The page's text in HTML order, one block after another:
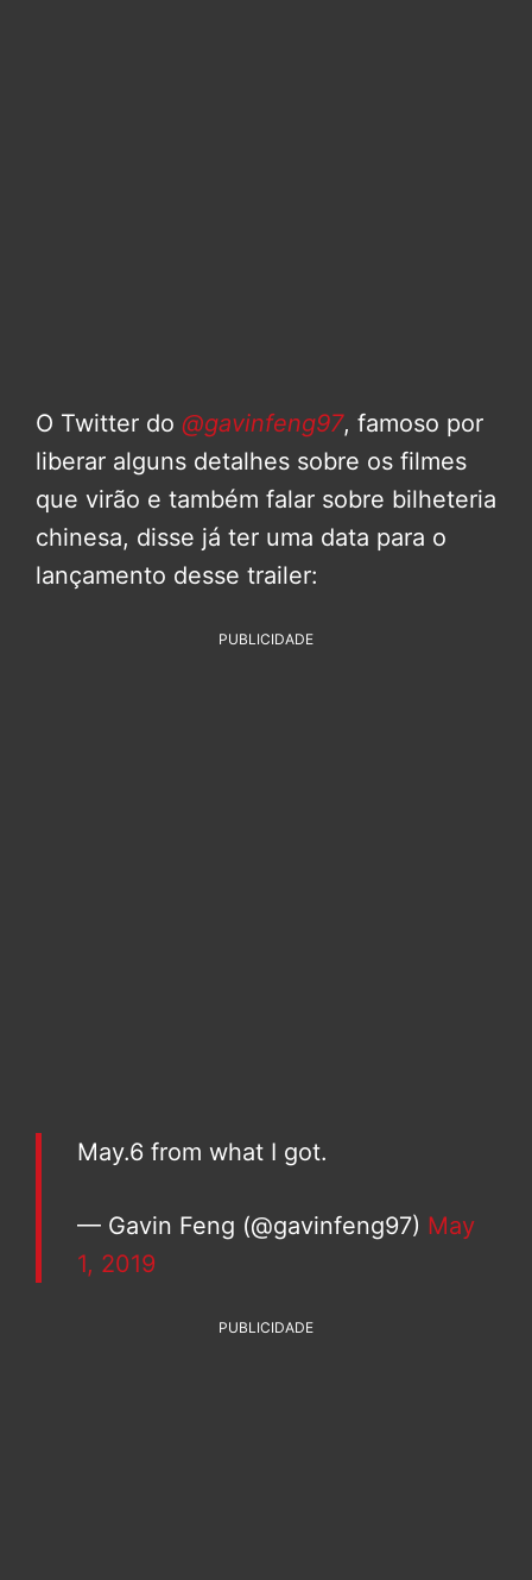
O Twitter do @gavinfeng97, famoso por
liberar alguns detalhes sobre os filmes
que virão e também falar sobre bilheteria
chinesa, disse já ter uma data para o
lançamento desse trailer:
PUBLICIDADE
May.6 from what I got.
— Gavin Feng (@gavinfeng97) May
1, 2019
PUBLICIDADE